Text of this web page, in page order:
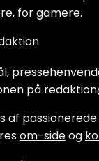
for gamere.
på
af
om-sideog